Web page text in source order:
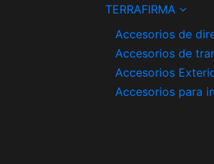
TERRAFIRMA
Accesorios de
Accesorios de
Accesorios
Accesorios para